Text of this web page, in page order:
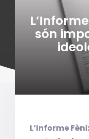
són
L’Informe